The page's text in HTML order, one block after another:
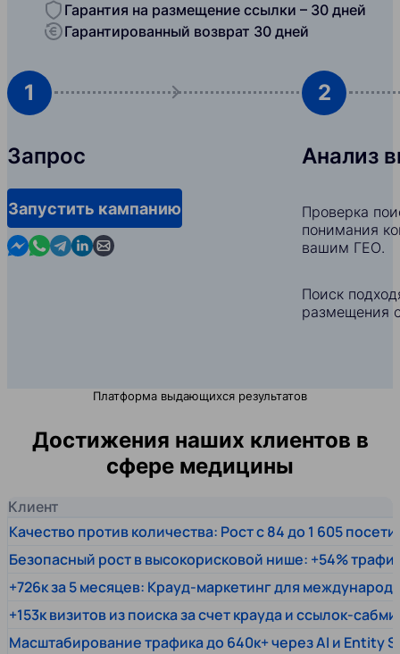
Гарантия на размещение ссылки – 30 дней
Гарантированный возврат 30 дней
1
Запрос
Запустить кампанию
Contact us in Messenger
Contact us in WhatsApp
Contact us in Telegram
Contact us in Linkedin
Contact us by email
2
Анализ
Проверка
понимания
вашим ГЕО.
Поиск
размещения
Платформа выдающихся результатов
Достижения наших клиентов в
сфере медицины
Клиент
Качество против количества: Рост с 84 до 1 605
Безопасный рост в высокорисковой нише: +54%
+726к за 5 месяцев: Крауд-маркетинг для
+153к визитов из поиска за счет крауда и ссылок-
Масштабирование трафика до 640к+ через AI и Entity